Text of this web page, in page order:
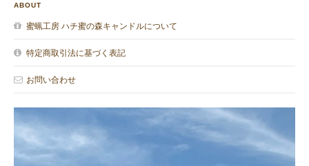
ABOUT
蜜蝋工房 ハチ蜜の森キャンドルについて
特定商取引法に基づく表記
お問い合わせ